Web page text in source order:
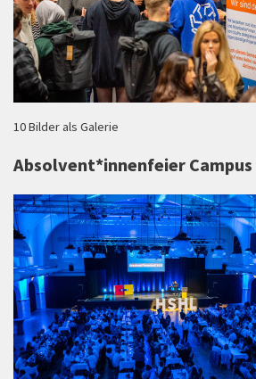
10 Bilder als Galerie
Absolvent*innenfeier Campus